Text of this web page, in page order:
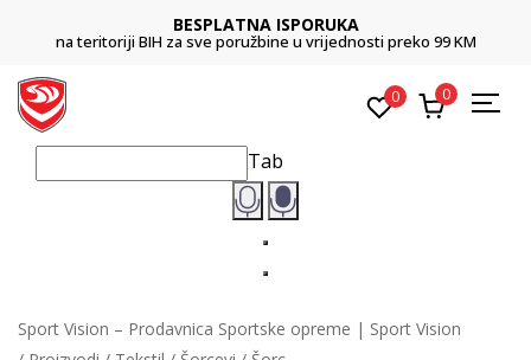
BESPLATNA ISPORUKA
na teritoriji BIH za sve poružbine u vrijednosti preko 99 KM
0 0
Tab
Sport Vision – Prodavnica Sportske opreme | Sport Vision